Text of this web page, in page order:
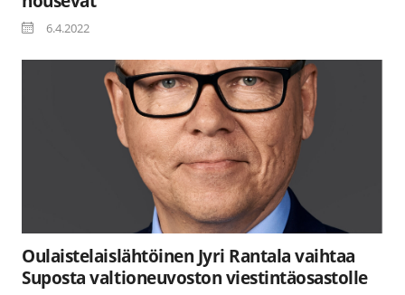
6.4.2022
Oulaistelaislähtöinen Jyri Rantala vaihtaa
Suposta valtioneuvoston viestintäosastolle